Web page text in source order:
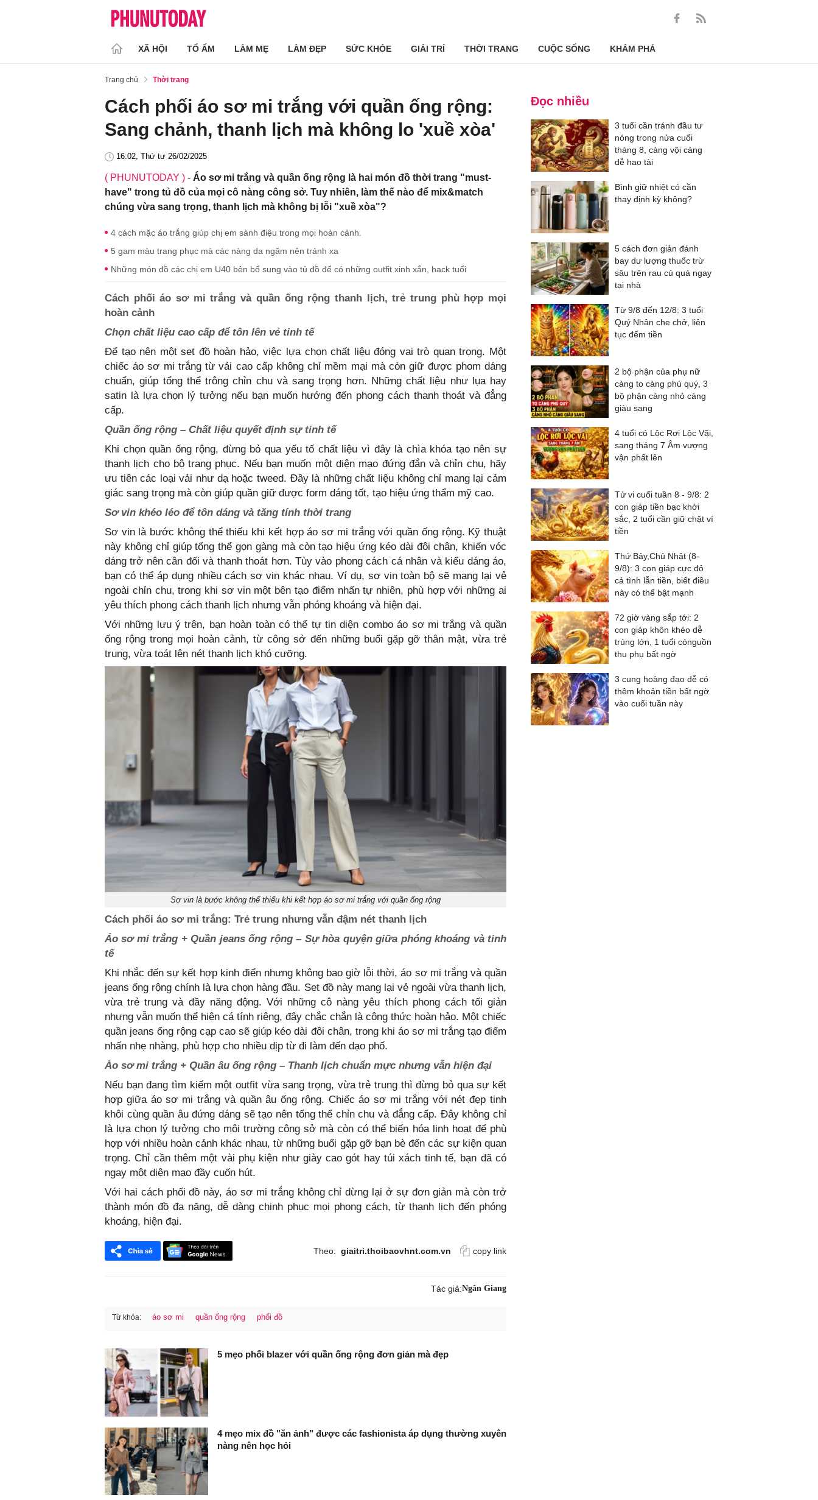
XÃ HỘI TỔ ẤM LÀM MẸ LÀM ĐẸP SỨC KHỎE GIẢI TRÍ THỜI TRANG CUỘC SỐNG KHÁM PHÁ
Trang chủ Thời trang
Cách phối áo sơ mi trắng với quần ống rộng:
Sang chảnh, thanh lịch mà không lo 'xuề xòa'
16:02, Thứ tư 26/02/2025
( PHUNUTODAY ) - Áo sơ mi trắng và quần ống rộng là hai món đồ thời trang "must-
have" trong tủ đồ của mọi cô nàng công sở. Tuy nhiên, làm thế nào để mix&match
chúng vừa sang trọng, thanh lịch mà không bị lỗi "xuề xòa"?
4 cách mặc áo trắng giúp chị em sành điệu trong mọi hoàn cảnh.
5 gam màu trang phục mà các nàng da ngăm nên tránh xa
Những món đồ các chị em U40 bên bổ sung vào tủ đồ để có những outfit xinh xắn, hack tuổi
Cách phối áo sơ mi trắng và quần ống rộng thanh lịch, trẻ trung phù hợp mọi
hoàn cảnh
Chọn chất liệu cao cấp để tôn lên vẻ tinh tế
Để tạo nên một set đồ hoàn hảo, việc lựa chọn chất liệu đóng vai trò quan trọng. Một
chiếc áo sơ mi trắng từ vải cao cấp không chỉ mềm mại mà còn giữ được phom dáng
chuẩn, giúp tổng thể trông chỉn chu và sang trọng hơn. Những chất liệu như lụa hay
satin là lựa chọn lý tưởng nếu bạn muốn hướng đến phong cách thanh thoát và đẳng
cấp.
Quần ống rộng – Chất liệu quyết định sự tinh tế
Khi chọn quần ống rộng, đừng bỏ qua yếu tố chất liệu vì đây là chìa khóa tạo nên sự
thanh lịch cho bộ trang phục. Nếu bạn muốn một diện mạo đứng đắn và chỉn chu, hãy
ưu tiên các loại vải như dạ hoặc tweed. Đây là những chất liệu không chỉ mang lại cảm
giác sang trọng mà còn giúp quần giữ được form dáng tốt, tạo hiệu ứng thẩm mỹ cao.
Sơ vin khéo léo để tôn dáng và tăng tính thời trang
Sơ vin là bước không thể thiếu khi kết hợp áo sơ mi trắng với quần ống rộng. Kỹ thuật
này không chỉ giúp tổng thể gọn gàng mà còn tạo hiệu ứng kéo dài đôi chân, khiến vóc
dáng trở nên cân đối và thanh thoát hơn. Tùy vào phong cách cá nhân và kiểu dáng áo,
bạn có thể áp dụng nhiều cách sơ vin khác nhau. Ví dụ, sơ vin toàn bộ sẽ mang lại vẻ
ngoài chỉn chu, trong khi sơ vin một bên tạo điểm nhấn tự nhiên, phù hợp với những ai
yêu thích phong cách thanh lịch nhưng vẫn phóng khoáng và hiện đại.
Với những lưu ý trên, bạn hoàn toàn có thể tự tin diện combo áo sơ mi trắng và quần
ống rộng trong mọi hoàn cảnh, từ công sở đến những buổi gặp gỡ thân mật, vừa trẻ
trung, vừa toát lên nét thanh lịch khó cưỡng.
Sơ vin là bước không thể thiếu khi kết hợp áo sơ mi trắng với quần ống rộng
Cách phối áo sơ mi trắng: Trẻ trung nhưng vẫn đậm nét thanh lịch
Áo sơ mi trắng + Quần jeans ống rộng – Sự hòa quyện giữa phóng khoáng và tinh
tế
Khi nhắc đến sự kết hợp kinh điển nhưng không bao giờ lỗi thời, áo sơ mi trắng và quần
jeans ống rộng chính là lựa chọn hàng đầu. Set đồ này mang lại vẻ ngoài vừa thanh lịch,
vừa trẻ trung và đầy năng động. Với những cô nàng yêu thích phong cách tối giản
nhưng vẫn muốn thể hiện cá tính riêng, đây chắc chắn là công thức hoàn hảo. Một chiếc
quần jeans ống rộng cạp cao sẽ giúp kéo dài đôi chân, trong khi áo sơ mi trắng tạo điểm
nhấn nhẹ nhàng, phù hợp cho nhiều dịp từ đi làm đến dạo phố.
Áo sơ mi trắng + Quần âu ống rộng – Thanh lịch chuẩn mực nhưng vẫn hiện đại
Nếu bạn đang tìm kiếm một outfit vừa sang trọng, vừa trẻ trung thì đừng bỏ qua sự kết
hợp giữa áo sơ mi trắng và quần âu ống rộng. Chiếc áo sơ mi trắng với nét đẹp tinh
khôi cùng quần âu đứng dáng sẽ tạo nên tổng thể chỉn chu và đẳng cấp. Đây không chỉ
là lựa chọn lý tưởng cho môi trường công sở mà còn có thể biến hóa linh hoạt để phù
hợp với nhiều hoàn cảnh khác nhau, từ những buổi gặp gỡ bạn bè đến các sự kiện quan
trọng. Chỉ cần thêm một vài phụ kiện như giày cao gót hay túi xách tinh tế, bạn đã có
ngay một diện mạo đầy cuốn hút.
Với hai cách phối đồ này, áo sơ mi trắng không chỉ dừng lại ở sự đơn giản mà còn trở
thành món đồ đa năng, dễ dàng chinh phục mọi phong cách, từ thanh lịch đến phóng
khoáng, hiện đại.
Theo: giaitri.thoibaovhnt.com.vn copy link
Tác giả:Ngân Giang
Từ khóa: áo sơ mi quần ống rộng phối đồ
5 mẹo phối blazer với quần ống rộng đơn giản mà đẹp
4 mẹo mix đồ "ăn ảnh" được các fashionista áp dụng thường xuyên
nàng nên học hỏi
Đọc nhiều
3 tuổi cần tránh đầu tư
nóng trong nửa cuối
tháng 8, càng vội càng
dễ hao tài
Bình giữ nhiệt có cần
thay định kỳ không?
5 cách đơn giản đánh
bay dư lượng thuốc trừ
sâu trên rau củ quả ngay
tại nhà
Từ 9/8 đến 12/8: 3 tuổi
Quý Nhân che chở, liên
tục đếm tiền
2 bộ phận của phụ nữ
càng to càng phú quý, 3
bộ phận càng nhỏ càng
giàu sang
4 tuổi có Lộc Rơi Lộc Vãi,
sang tháng 7 Âm vượng
vận phất lên
Tử vi cuối tuần 8 - 9/8: 2
con giáp tiền bạc khởi
sắc, 2 tuổi cần giữ chặt ví
tiền
Thứ Bảy,Chủ Nhật (8-
9/8): 3 con giáp cực đỏ
cả tình lẫn tiền, biết điều
này có thể bật mạnh
72 giờ vàng sắp tới: 2
con giáp khôn khéo dễ
trúng lớn, 1 tuổi cónguồn
thu phụ bất ngờ
3 cung hoàng đạo dễ có
thêm khoản tiền bất ngờ
vào cuối tuần này